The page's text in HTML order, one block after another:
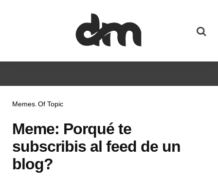
Memes Of Topic
Meme: Porqué te
subscribis al feed de un
blog?